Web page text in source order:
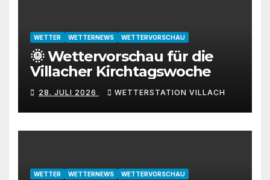
WETTER WETTERNEWS WETTERVORSCHAU
🌞 Wettervorschau für die
Villacher Kirchtagswoche
28. JULI 2026 WETTERSTATION VILLACH
WETTER WETTERNEWS WETTERVORSCHAU